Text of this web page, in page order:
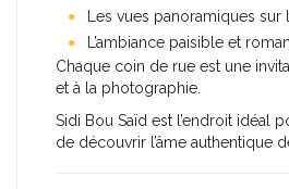
Les vues panoramiques sur
L’ambiance paisible et
Chaque coin de rue est une
et à la photographie.
Sidi Bou Saïd est l’endroit idéal
de découvrir l’âme authentique